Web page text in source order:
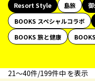
Resort Style
島旅
BOOKS スペシャルコラボ
BOOKS 旅と健康
21〜40件/199件中 を表示